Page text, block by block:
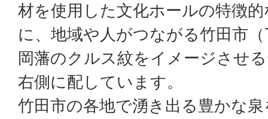
材を使用した文化ホールの特徴
に、地域や人がつながる竹田市
岡藩のクルス紋をイメージさせ
右側に配しています。
竹田市の各地で湧き出る豊かな